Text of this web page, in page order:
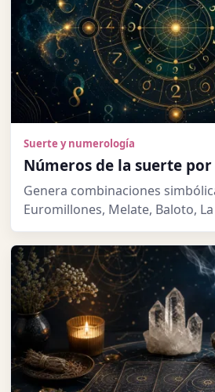
Suerte y numerología
Números de la suerte
Genera combinaciones
Euromillones, Melate, Baloto,